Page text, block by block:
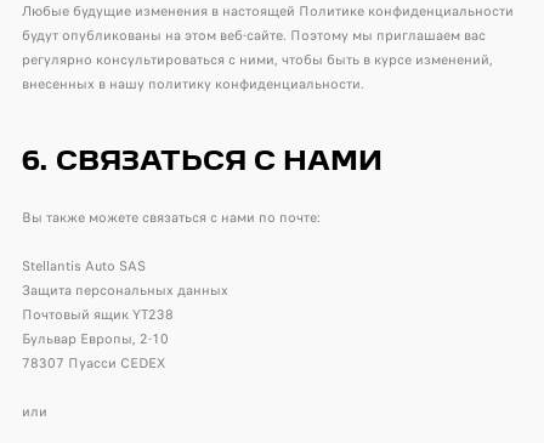
Любые будущие изменения в настоящей Политике конфиденциальности
будут опубликованы на этом веб-сайте. Поэтому мы приглашаем вас
регулярно консультироваться с ними, чтобы быть в курсе изменений,
внесенных в нашу политику конфиденциальности.
6. СВЯЗАТЬСЯ С НАМИ
Вы также можете связаться с нами по почте:
Stellantis Auto SAS
Защита персональных данных
Почтовый ящик YT238
Бульвар Европы, 2-10
78307 Пуасси CEDEX
или